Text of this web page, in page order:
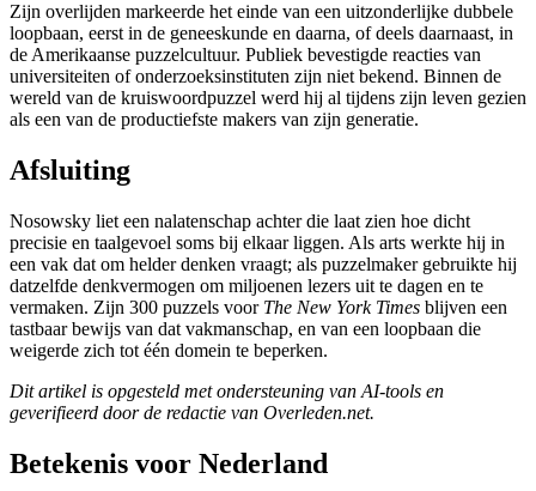
Zijn overlijden markeerde het einde van een uitzonderlijke dubbele
loopbaan, eerst in de geneeskunde en daarna, of deels daarnaast, in
de Amerikaanse puzzelcultuur. Publiek bevestigde reacties van
universiteiten of onderzoeksinstituten zijn niet bekend. Binnen de
wereld van de kruiswoordpuzzel werd hij al tijdens zijn leven gezien
als een van de productiefste makers van zijn generatie.
Afsluiting
Nosowsky liet een nalatenschap achter die laat zien hoe dicht
precisie en taalgevoel soms bij elkaar liggen. Als arts werkte hij in
een vak dat om helder denken vraagt; als puzzelmaker gebruikte hij
datzelfde denkvermogen om miljoenen lezers uit te dagen en te
vermaken. Zijn 300 puzzels voor The New York Times blijven een
tastbaar bewijs van dat vakmanschap, en van een loopbaan die
weigerde zich tot één domein te beperken.
Dit artikel is opgesteld met ondersteuning van AI-tools en
geverifieerd door de redactie van Overleden.net.
Betekenis voor Nederland